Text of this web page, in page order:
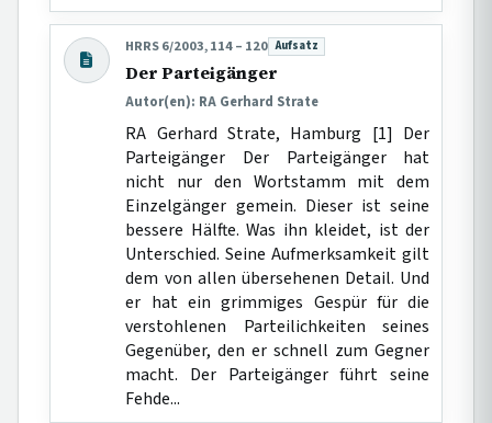
HRRS 6/2003, 114 – 120 Beitragsart:
Aufsatz
Der Parteigänger
Autor(en): RA Gerhard Strate
RA Gerhard Strate, Hamburg [1] Der
Parteigänger Der Parteigänger hat
nicht nur den Wortstamm mit dem
Einzelgänger gemein. Dieser ist seine
bessere Hälfte. Was ihn kleidet, ist der
Unterschied. Seine Aufmerksamkeit gilt
dem von allen übersehenen Detail. Und
er hat ein grimmiges Gespür für die
verstohlenen Parteilichkeiten seines
Gegenüber, den er schnell zum Gegner
macht. Der Parteigänger führt seine
Fehde...